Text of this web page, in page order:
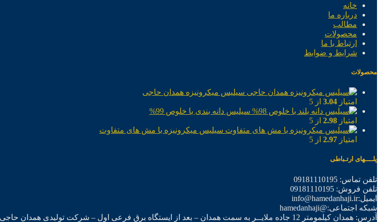
خانه
درباره ما
مطالب
محصولات
ارتباط با ما
شرایط و ضوابط
محصولات
سیلیس میکرونیزه همدان حاجی
امتیاز 3.04 از 5
سیلیس دانه بندی با خلوص 99%
امتیاز 2.98 از 5
سیلیس میکرونیزه با مش های متفاوت
امتیاز 2.97 از 5
پلــــهای ارتـباطی
تلفن تماس: 09181110195
تلفن فروش: 09181110195
ایمیل:info@hamedanhaji.ir
شبکه اجتماعی:@hamedanhaji
آدرس: همدان کیلمومتر 12 جاده ملایــر به سمت همدان – بعد از ایستگاه برق فرعی اول – شرکت تولیدی همدان حاجی